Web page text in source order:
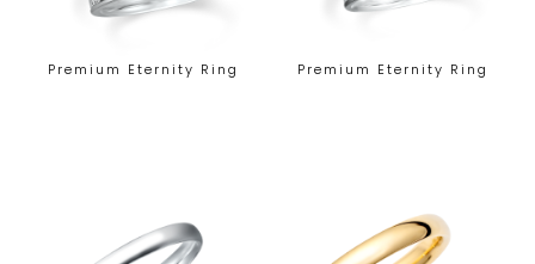
Premium Eternity Ring Premium Eternity Ring